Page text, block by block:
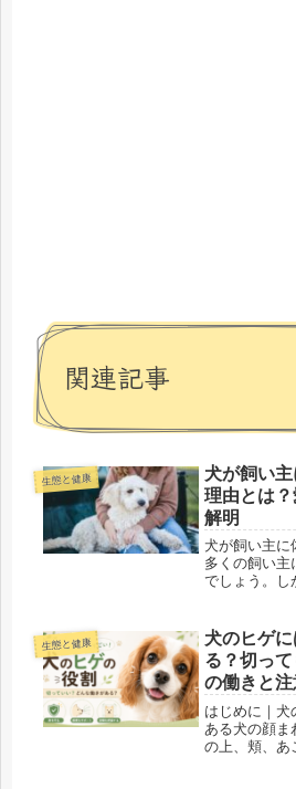
関連記事
生態と健康
犬が飼い
理由とは
解明
犬が飼い主に
多くの飼い主
でしょう。し
ける行動の背
解説し、愛犬
法...
生態と健康
犬のヒゲ
る？切っ
の働きと
はじめに｜犬
ある犬の顔ま
の上、頬、あ